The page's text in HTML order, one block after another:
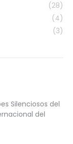
(28)
(4)
(3)
Silenciosos del
del